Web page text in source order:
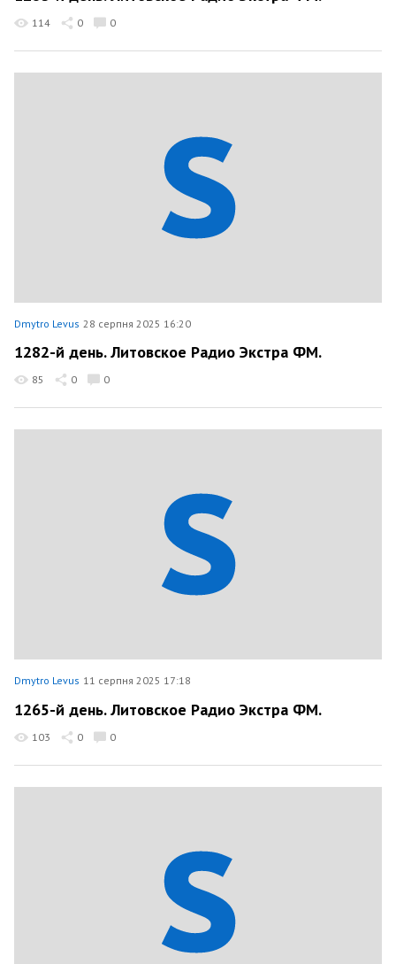
114 0 0
Dmytro Levus 28 серпня 2025 16:20
1282-й день. Литовское Радио Экстра ФМ.
85 0 0
Dmytro Levus 11 серпня 2025 17:18
1265-й день. Литовское Радио Экстра ФМ.
103 0 0